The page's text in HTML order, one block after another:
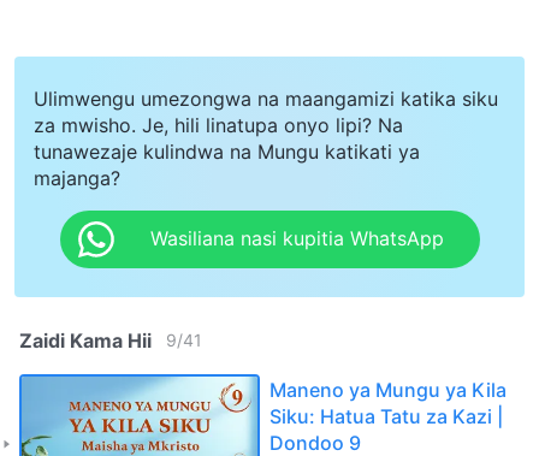
Ulimwengu umezongwa na maangamizi katika siku
za mwisho. Je, hili linatupa onyo lipi? Na
tunawezaje kulindwa na Mungu katikati ya
majanga?
Wasiliana nasi kupitia WhatsApp
Zaidi Kama Hii 9/41
Maneno ya Mungu ya Kila
Siku: Hatua Tatu za Kazi |
Dondoo 9